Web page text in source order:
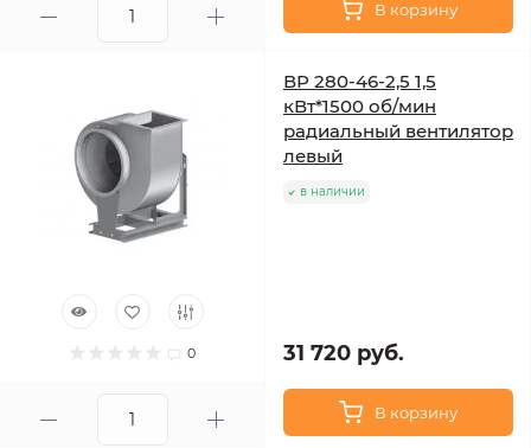
В корзину
0
ВР 280-46-2,5 1,5
кВт*1500 об/мин
радиальный вентилятор
левый
в наличии
31 720 руб.
В корзину